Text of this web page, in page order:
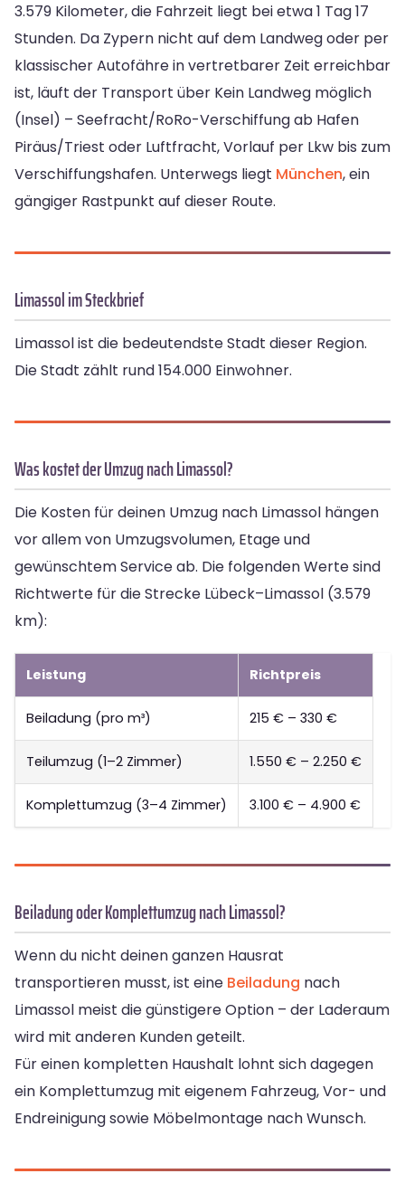
3.579 Kilometer, die Fahrzeit liegt bei etwa 1 Tag 17
Stunden. Da Zypern nicht auf dem Landweg oder per
klassischer Autofähre in vertretbarer Zeit erreichbar
ist, läuft der Transport über Kein Landweg möglich
(Insel) – Seefracht/RoRo-Verschiffung ab Hafen
Piräus/Triest oder Luftfracht, Vorlauf per Lkw bis zum
Verschiffungshafen. Unterwegs liegt München, ein
gängiger Rastpunkt auf dieser Route.
Limassol im Steckbrief
Limassol ist die bedeutendste Stadt dieser Region.
Die Stadt zählt rund 154.000 Einwohner.
Was kostet der Umzug nach Limassol?
Die Kosten für deinen Umzug nach Limassol hängen
vor allem von Umzugsvolumen, Etage und
gewünschtem Service ab. Die folgenden Werte sind
Richtwerte für die Strecke Lübeck–Limassol (3.579
km):
Leistung Richtpreis
Beiladung (pro m³) 215 € – 330 €
Teilumzug (1–2 Zimmer) 1.550 € – 2.250 €
Komplettumzug (3–4 Zimmer) 3.100 € – 4.900 €
Beiladung oder Komplettumzug nach Limassol?
Wenn du nicht deinen ganzen Hausrat
transportieren musst, ist eine Beiladung nach
Limassol meist die günstigere Option – der Laderaum
wird mit anderen Kunden geteilt.
Für einen kompletten Haushalt lohnt sich dagegen
ein Komplettumzug mit eigenem Fahrzeug, Vor- und
Endreinigung sowie Möbelmontage nach Wunsch.